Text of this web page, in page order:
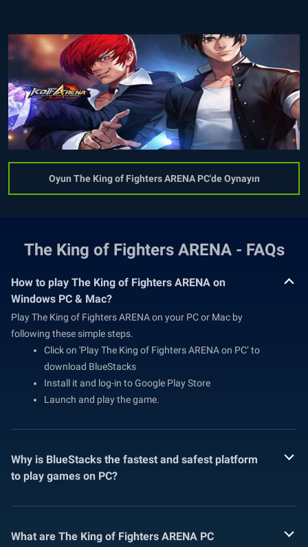
Oyun The King of Fighters ARENA PC'de Oynayın
The King of Fighters ARENA - FAQs
How to play The King of Fighters ARENA on
Windows PC & Mac?
Play The King of Fighters ARENA on your PC or Mac by
following these simple steps.
Click on 'Play The King of Fighters ARENA on PC’ to
download BlueStacks
Install it and log-in to Google Play Store
Launch and play the game.
Why is BlueStacks the fastest and safest platform
to play games on PC?
What are The King of Fighters ARENA PC